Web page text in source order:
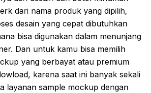
dari nama produk yang dipilih,
desain yang cepat dibutuhkan
bisa digunakan dalam menunjang
Dan untuk kamu bisa memilih
yang berbayat atau premium
karena saat ini banyak sekali
layanan sample mockup dengan